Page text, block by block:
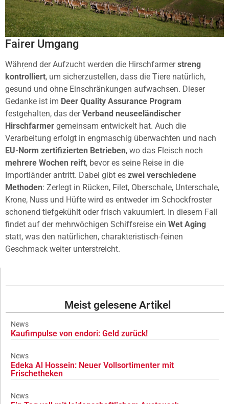
Fairer Umgang
Während der Aufzucht werden die Hirschfarmerstreng
kontrolliert, um sicherzustellen, dass die Tiere natürlich,
gesund und ohne Einschränkungen aufwachsen. Dieser
Gedanke ist im Deer Quality Assurance Program
festgehalten, das derVerband neuseeländischer
Hirschfarmer gemeinsam entwickelt hat. Auch die
Verarbeitung erfolgt in engmaschig überwachten und nach
EU-Norm zertifizierten Betrieben, wo das Fleisch noch
mehrere Wochen reift, bevor es seine Reise in die
Importländer antritt. Dabei gibt es zwei verschiedene
Methoden: Zerlegt in Rücken, Filet, Oberschale, Unterschale,
Krone, Nuss und Hüfte wird es entweder im Schockfroster
schonend tiefgekühlt oder frisch vakuumiert. In diesem Fall
findet auf der mehrwöchigen Schiffsreise ein Wet Aging
statt, was den natürlichen, charakteristisch-feinen
Geschmack weiter unterstreicht.
Meist gelesene Artikel
News
Kaufimpulse von endori: Geld zurück!
News
Edeka Al Hossein: Neuer Vollsortimenter mit
Frischetheken
News